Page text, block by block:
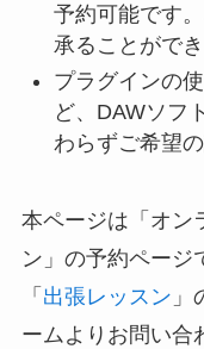
予約可能です
承ることができ
プラグインの
ど、DAWソフ
わらずご希望
本ページは「オン
ン」の予約ページ
「 出張レッスン 」
ームよりお問い合